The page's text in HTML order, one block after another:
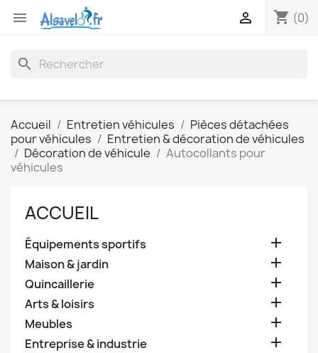
 shopping_cart (0)

search
Accueil Entretien véhicules
Pièces détachées
pour véhicules
Entretien & décoration de véhicules
Décoration de véhicule
Autocollants pour
véhicules
ACCUEIL
Équipements sportifs 
Maison & jardin 
Quincaillerie 
Arts & loisirs 
Meubles 
Entreprise & industrie 